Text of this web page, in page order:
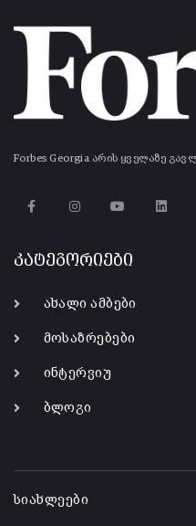
Forbes Georgia არის ყველაზე
კატეგორიები
ახალი ამბები
მოსაზრებები
ინტერვიუ
ბლოგი
სიახლეები